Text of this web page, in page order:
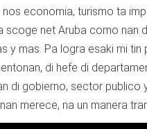
economia, turismo ta
scoge net Aruba como nan
y mas. Pa logra esaki mi
di hefe di
di gobierno, sector publico
merece, na un manera